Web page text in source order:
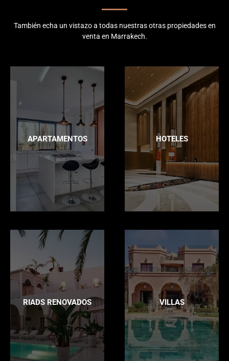
También echa un vistazo a todas nuestras otras propiedades en
venta en Marrakech.
APARTAMENTOS HOTELES
RIADS RENOVADOS VILLAS